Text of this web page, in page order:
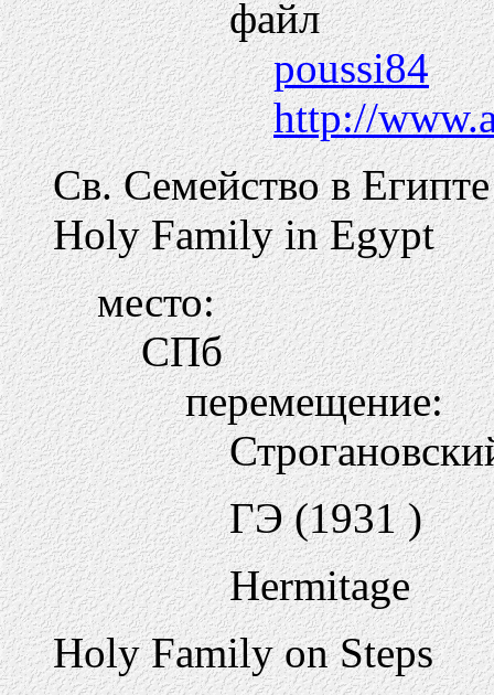
файл
poussi84
http://
Св. Семейство в Египте
Holy Family in Egypt
место:
СПб
перемещение:
ГЭ (1931 )
Hermitage
Holy Family on Steps